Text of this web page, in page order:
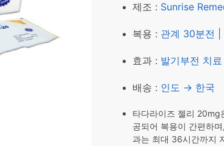
₩
제조 : Sunrise
복용 : 관계 30분전 |
효과 : 발기부전 치료
배송 : 인도 → 한국
타다라이즈 젤리 20mg
공되어 복용이 간편하
과는 최대 36시간까지